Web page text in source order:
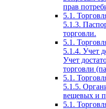
прав
5.1.
5.1.3.
торговли.
5.1.
5.1.4. Учет
Учет
торговли
5.1.
5.1.5.
вещевых и
5.1.